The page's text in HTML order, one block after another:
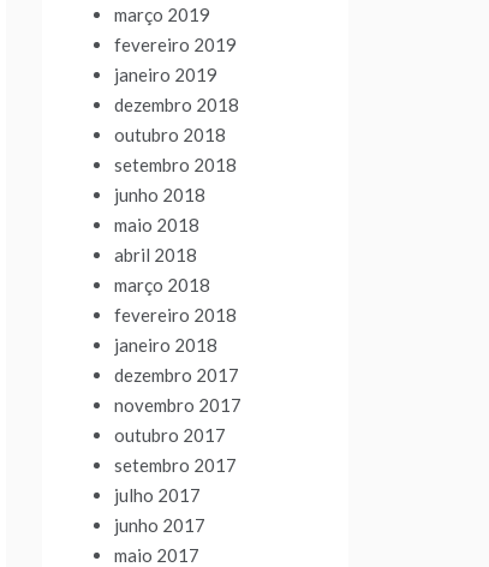
março 2019
fevereiro 2019
janeiro 2019
dezembro 2018
outubro 2018
setembro 2018
junho 2018
maio 2018
abril 2018
março 2018
fevereiro 2018
janeiro 2018
dezembro 2017
novembro 2017
outubro 2017
setembro 2017
julho 2017
junho 2017
maio 2017